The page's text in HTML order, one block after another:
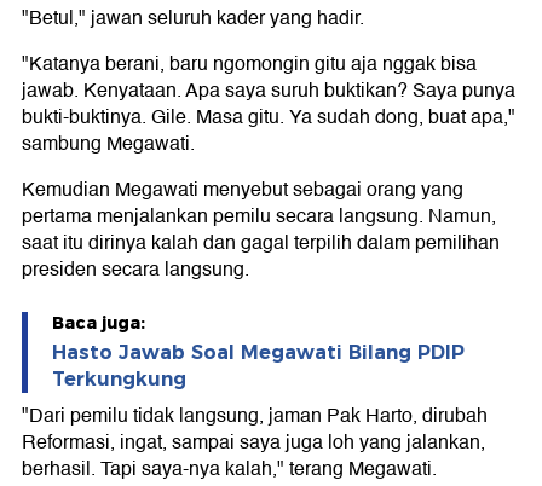
"Betul," jawan seluruh kader yang hadir.
"Katanya berani, baru ngomongin gitu aja nggak bisa
jawab. Kenyataan. Apa saya suruh buktikan? Saya punya
bukti-buktinya. Gile. Masa gitu. Ya sudah dong, buat apa,"
sambung Megawati.
Kemudian Megawati menyebut sebagai orang yang
pertama menjalankan pemilu secara langsung. Namun,
saat itu dirinya kalah dan gagal terpilih dalam pemilihan
presiden secara langsung.
Baca juga:
Hasto Jawab Soal Megawati Bilang PDIP
Terkungkung
"Dari pemilu tidak langsung, jaman Pak Harto, dirubah
Reformasi, ingat, sampai saya juga loh yang jalankan,
berhasil. Tapi saya-nya kalah," terang Megawati.